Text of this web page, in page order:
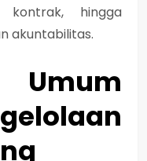
kontrak, hingga
akuntabilitas.
Umum